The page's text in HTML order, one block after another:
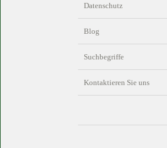
Datenschutz
Blog
Suchbegriffe
Kontaktieren Sie uns